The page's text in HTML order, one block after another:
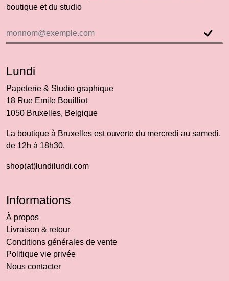
boutique et du studio
Lundi
Papeterie & Studio graphique
18 Rue Emile Bouilliot
1050 Bruxelles, Belgique
La boutique à Bruxelles est ouverte du mercredi au samedi,
de 12h à 18h30.
shop(at)lundilundi.com
Informations
À propos
Livraison & retour
Conditions générales de vente
Politique vie privée
Nous contacter